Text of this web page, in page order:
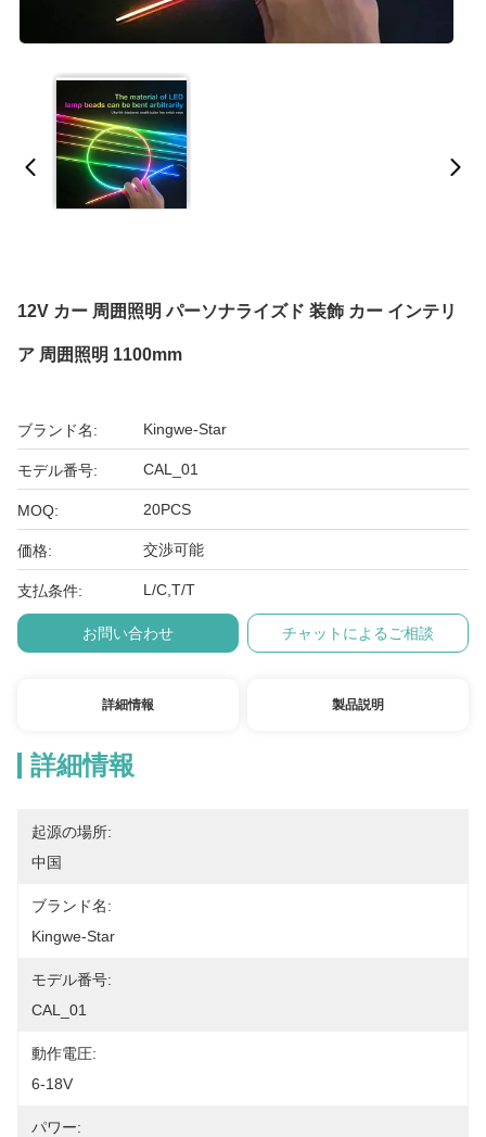
12V カー 周囲照明 パーソナライズド 装飾 カー インテリ
ア 周囲照明 1100mm
ブランド名: Kingwe-Star
モデル番号: CAL_01
MOQ: 20PCS
価格: 交渉可能
支払条件: L/C,T/T
お問い合わせ チャットによるご相談
詳細情報 製品説明
詳細情報
起源の場所:
中国
ブランド名:
Kingwe-Star
モデル番号:
CAL_01
動作電圧:
6-18V
パワー: